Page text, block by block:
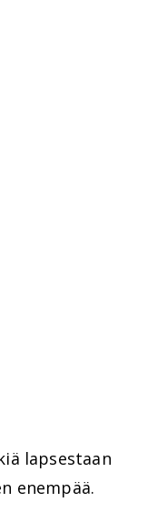
lapsestaan
enempää.